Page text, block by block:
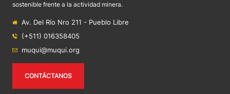
sostenible frente a la actividad minera.
Av. Del Río Nro 211 - Pueblo Libre
(+511) 016358405
muqui@muqui.org
CONTÁCTANOS